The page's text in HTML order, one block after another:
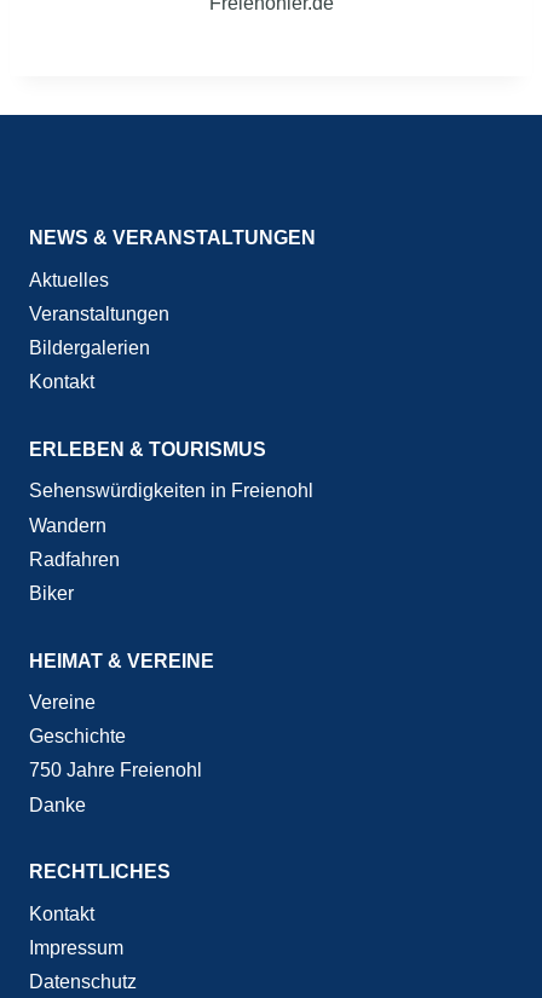
NEWS & VERANSTALTUNGEN
Aktuelles
Veranstaltungen
Bildergalerien
Kontakt
ERLEBEN & TOURISMUS
Sehenswürdigkeiten in Freienohl
Wandern
Radfahren
Biker
HEIMAT & VEREINE
Vereine
Geschichte
750 Jahre Freienohl
Danke
RECHTLICHES
Kontakt
Impressum
Datenschutz